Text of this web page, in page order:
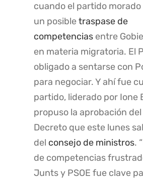
cuando el partido morado
un posibletraspase de
competencias entre
en materia migratoria. El
obligado a sentarse con
para negociar. Y ahí fue
partido, liderado por Ione
propuso la aprobación del
Decreto que este lunes
del consejo de ministros.
de competencias
Junts y PSOE fue clave